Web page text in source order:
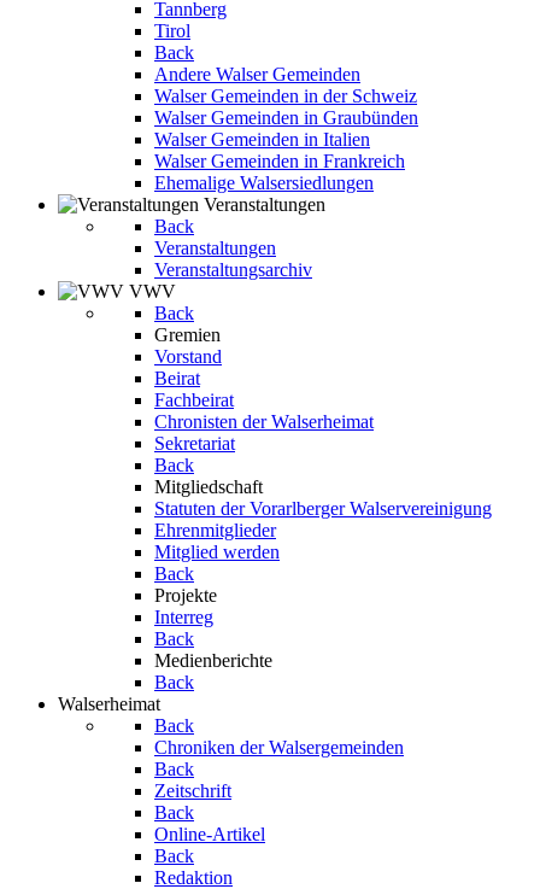
Tannberg
Tirol
Back
Andere Walser Gemeinden
Walser Gemeinden in der Schweiz
Walser Gemeinden in Graubünden
Walser Gemeinden in Italien
Walser Gemeinden in Frankreich
Ehemalige Walsersiedlungen
Veranstaltungen
Back
Veranstaltungen
Veranstaltungsarchiv
VWV
Back
Gremien
Vorstand
Beirat
Fachbeirat
Chronisten der Walserheimat
Sekretariat
Back
Mitgliedschaft
Statuten der Vorarlberger Walservereinigung
Ehrenmitglieder
Mitglied werden
Back
Projekte
Interreg
Back
Medienberichte
Back
Walserheimat
Back
Chroniken der Walsergemeinden
Back
Zeitschrift
Back
Online-Artikel
Back
Redaktion